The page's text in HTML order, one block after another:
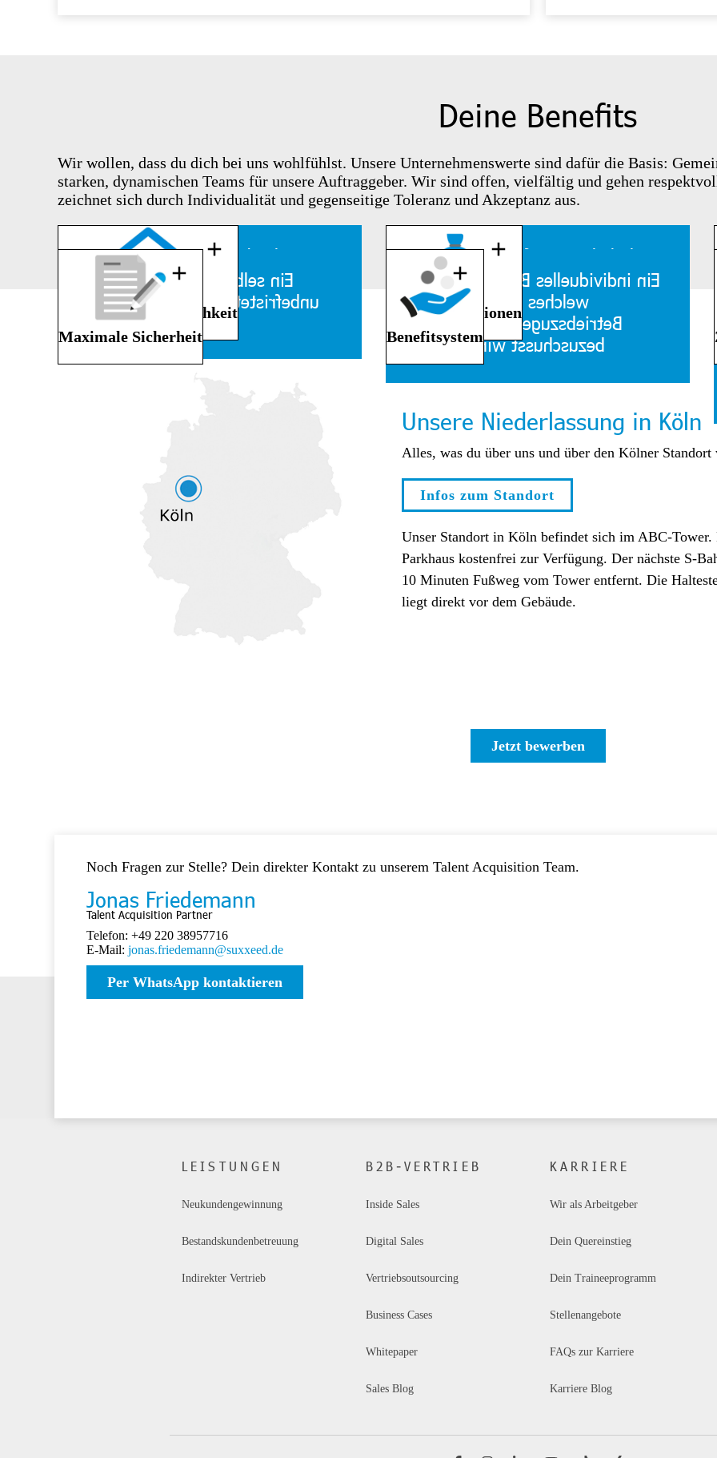
Deine Benefits
Wir wollen, dass du dich bei uns wohlfühlst. Unsere Unternehmenswerte sind dafür die Basis:
starken, dynamischen Teams für unsere Auftraggeber. Wir sind offen, vielfältig und gehen
zeichnet sich durch Individualität und gegenseitige Toleranz und Akzeptanz aus.
Home-Office-Möglichkeit
Hybrides Arbeiten: mit
inspirierenden Teamtagen im
Office und der Möglichkeit auf
Home-Office
Boni & Provisionen
Gehaltsbooster für deine gute
Performance
Maximale Sicherheit
Ein selbstverständlich
unbefristeter Arbeitsvertrag
Benefitsystem
Ein individuelles Benefitsystem,
welches nach
Betriebszugehörigkeit
bezuschusst wird
Unsere Niederlassung in Köln
Alles, was du über uns und über den Kölner
Infos zum Standort
Unser Standort in Köln befindet sich im ABC-Tower.
Parkhaus kostenfrei zur Verfügung. Der nächste S-
10 Minuten Fußweg vom Tower entfernt. Die
liegt direkt vor dem Gebäude.
Jetzt bewerben
Noch Fragen zur Stelle? Dein direkter Kontakt zu unserem Talent Acquisition Team.
Jonas Friedemann
Talent Acquisition Partner
Telefon: +49 220 38957716
E-Mail: jonas.friedemann@suxxeed.de
Per WhatsApp kontaktieren
LEISTUNGEN
Neukundengewinnung
Bestandskundenbetreuung
Indirekter Vertrieb
B2B-VERTRIEB
Inside Sales
Digital Sales
Vertriebsoutsourcing
Business Cases
Whitepaper
Sales Blog
KARRIERE
Wir als Arbeitgeber
Dein Quereinstieg
Dein Traineeprogramm
Stellenangebote
FAQs zur Karriere
Karriere Blog